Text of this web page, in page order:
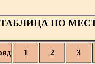
ТАБЛИЦА ПО
1 2 3